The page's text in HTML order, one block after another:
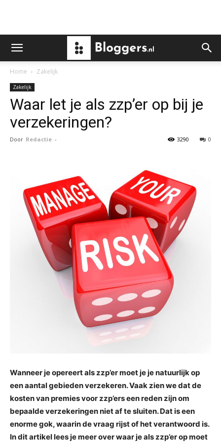
Home Zakelijk
Zakelijk
Waar let je als zzp’er op bij je
verzekeringen?
Door Redactie - 0
3290
Wanneer je opereert als zzp’er moet je je natuurlijk op
een aantal gebieden verzekeren. Vaak zien we dat de
kosten van premies voor zzp’ers een reden zijn om
bepaalde verzekeringen niet af te sluiten. Dat is een
enorme gok, waarin de vraag rijst of het verantwoord is.
In dit artikel lees je meer over waar je als zzp’er op moet